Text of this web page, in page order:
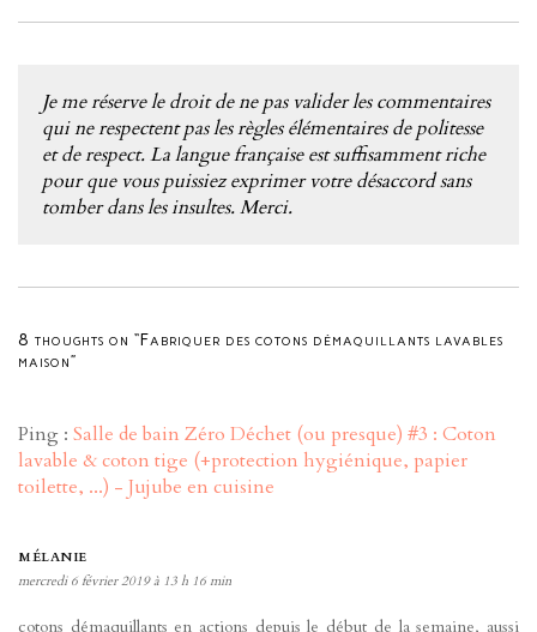
Je me réserve le droit de ne pas valider les commentaires
qui ne respectent pas les règles élémentaires de politesse
et de respect. La langue française est suffisamment riche
pour que vous puissiez exprimer votre désaccord sans
tomber dans les insultes. Merci.
8 thoughts on “Fabriquer des cotons démaquillants lavables
maison”
Ping : Salle de bain Zéro Déchet (ou presque) #3 : Coton
lavable & coton tige (+protection hygiénique, papier
toilette, ...) - Jujube en cuisine
MÉLANIE
mercredi 6 février 2019 à 13 h 16 min
cotons démaquillants en actions depuis le début de la semaine, aussi